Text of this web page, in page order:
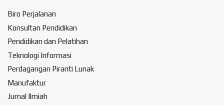
Biro Perjalanan
Konsultan Pendidikan
Pendidikan dan Pelatihan
Teknologi Informasi
Perdagangan Piranti Lunak
Manufaktur
Jurnal Ilmiah